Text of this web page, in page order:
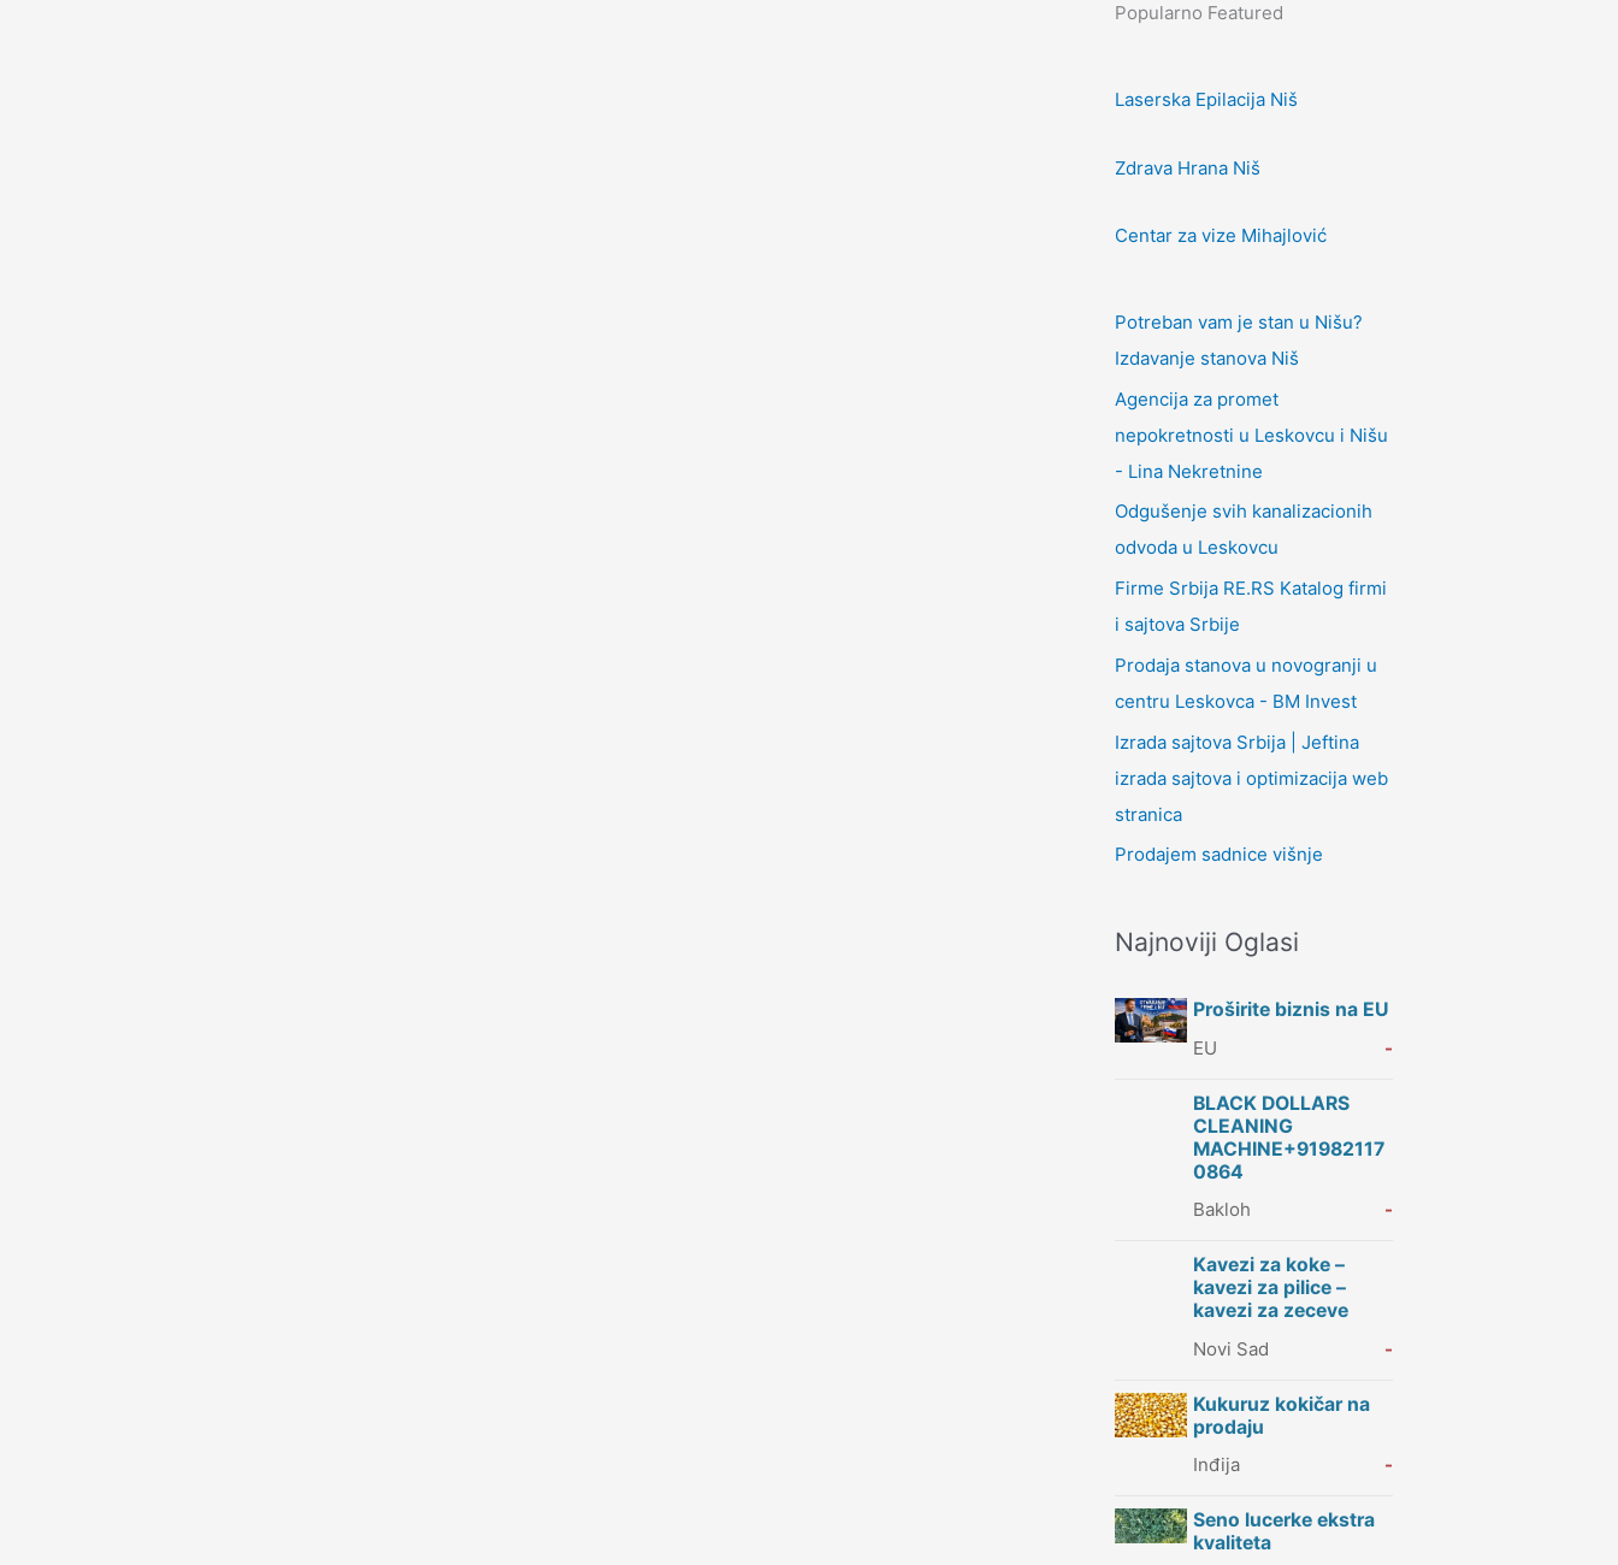
Popularno Featured
Laserska Epilacija Niš
Zdrava Hrana Niš
Centar za vize Mihajlović
Potreban vam je stan u Nišu?
Izdavanje stanova Niš
Agencija za promet
nepokretnosti u Leskovcu i Nišu
- Lina Nekretnine
Odgušenje svih kanalizacionih
odvoda u Leskovcu
Firme Srbija RE.RS Katalog firmi
i sajtova Srbije
Prodaja stanova u novogranji u
centru Leskovca - BM Invest
Izrada sajtova Srbija | Jeftina
izrada sajtova i optimizacija web
stranica
Prodajem sadnice višnje
Najnoviji Oglasi
Proširite biznis na EU
EU
-
BLACK DOLLARS
CLEANING
MACHINE+91982117
0864
Bakloh
-
Kavezi za koke –
kavezi za pilice –
kavezi za zeceve
Novi Sad
-
Kukuruz kokičar na
prodaju
Inđija
-
Seno lucerke ekstra
kvaliteta